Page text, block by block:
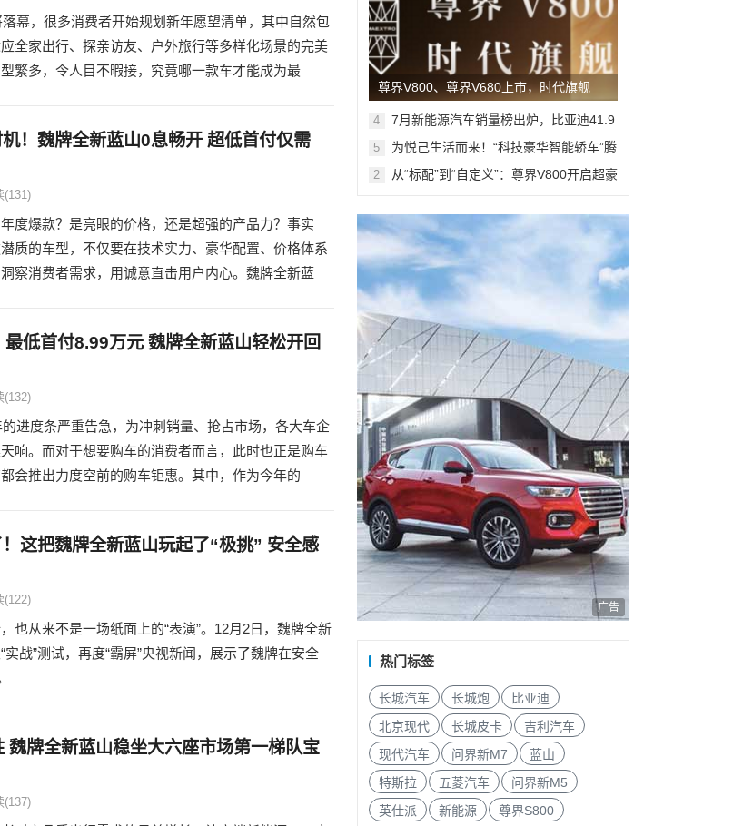
幕，很多消费者开始规划新年愿望清单，其中自然包
全家出行、探亲访友、户外旅行等多样化场景的完美
繁多，令人目不暇接，究竟哪一款车才能成为最
！魏牌全新蓝山0息畅开 超低首付仅需
(131)
度爆款？是亮眼的价格，还是超强的产品力？事实
质的车型，不仅要在技术实力、豪华配置、价格体系
察消费者需求，用诚意直击用户内心。魏牌全新蓝
低首付8.99万元 魏牌全新蓝山轻松开回
(132)
进度条严重告急，为冲刺销量、抢占市场，各大车企
响。而对于想要购车的消费者而言，此时也正是购车
会推出力度空前的购车钜惠。其中，作为今年的
这把魏牌全新蓝山玩起了“极挑” 安全感
(122)
也从来不是一场纸面上的“表演”。12月2日，魏牌全新
战”测试，再度“霸屏”央视新闻，展示了魏牌在安全
魏牌全新蓝山稳坐大六座市场第一梯队宝
(137)
尊界V800、尊界V680上市，时代旗舰
MPV开启全维奢适新境
4
7月新能源汽车销量榜出炉，比亚迪41.9
5
为悦己生活而来！“科技豪华智能轿车”腾
2
从“标配”到“自定义”：尊界V800开启超豪
广告
热门标签
长城汽车 长城炮
比亚迪
北京现代
长城皮卡
吉利汽车
现代汽车
问界新M7
蓝山
特斯拉
五菱汽车
问界新M5
英仕派
新能源 尊界S800